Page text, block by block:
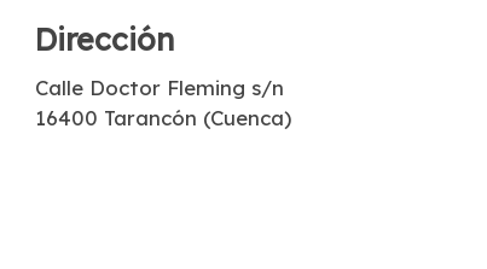
Dirección
Calle Doctor Fleming s/n
16400 Tarancón (Cuenca)